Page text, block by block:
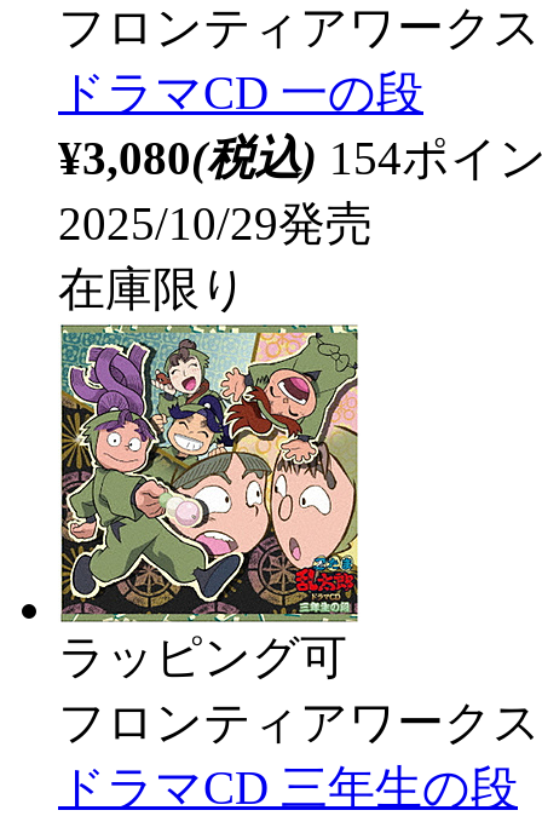
フロンティアワークス
ドラマCD 一の段
¥3,080(税込) 154ポイ
2025/10/29発売
在庫限り
ラッピング可
フロンティアワークス
ドラマCD 三年生の段